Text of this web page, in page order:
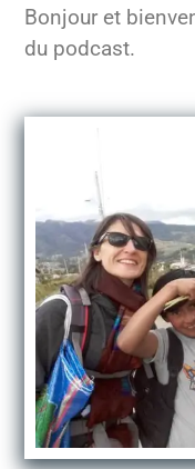
Bonjour et
du podcast.